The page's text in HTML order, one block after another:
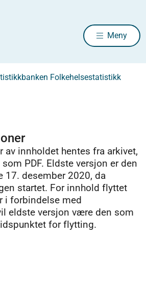
Meny
Folkehelsestatistikk
av innholdet hentes fra arkivet,
PDF. Eldste versjon er den
17. desember 2020, da
startet. For innhold flyttet
i forbindelse med
eldste versjon være den som
for flytting.